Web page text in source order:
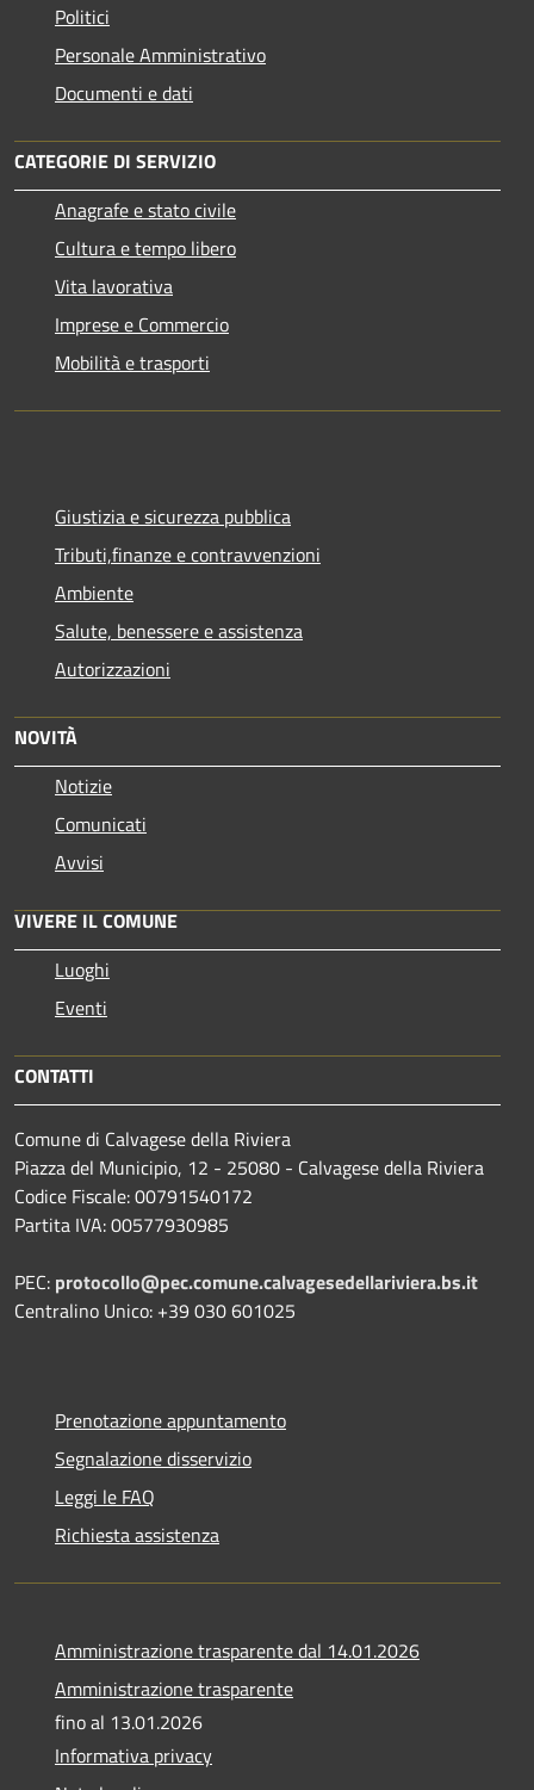
Politici
Personale Amministrativo
Documenti e dati
CATEGORIE DI SERVIZIO
Anagrafe e stato civile
Cultura e tempo libero
Vita lavorativa
Imprese e Commercio
Mobilità e trasporti
Giustizia e sicurezza pubblica
Tributi,finanze e contravvenzioni
Ambiente
Salute, benessere e assistenza
Autorizzazioni
NOVITÀ
Notizie
Comunicati
Avvisi
VIVERE IL COMUNE
Luoghi
Eventi
CONTATTI
Comune di Calvagese della Riviera
Piazza del Municipio, 12 - 25080 - Calvagese della Riviera
Codice Fiscale: 00791540172
Partita IVA: 00577930985
PEC: protocollo@pec.comune.calvagesedellariviera.bs.it
Centralino Unico: +39 030 601025
Prenotazione appuntamento
Segnalazione disservizio
Leggi le FAQ
Richiesta assistenza
Amministrazione trasparente dal 14.01.2026
Amministrazione trasparente
fino al 13.01.2026
Informativa privacy